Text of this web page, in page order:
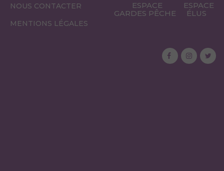
NOUS CONTACTER
MENTIONS LÉGALES
ESPACE
GARDES PÊCHE
ESPACE
ÉLUS